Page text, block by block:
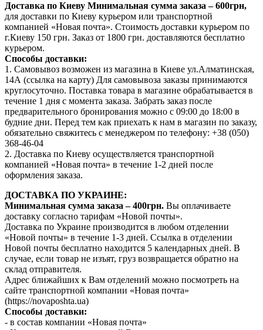
Доставка по Киеву Минимальная сумма заказа – 600грн,
для доставки по Киеву курьером или транспортной
компанией «Новая почта». Стоимость доставки курьером по
г.Киеву 150 грн. Заказ от 1800 грн. доставляются бесплатно
курьером.
Способы доставки:
1. Самовывоз возможен из магазина в Киеве ул.Алматинская,
14А (ссылка на карту) Для самовывоза заказы принимаются
круглосуточно. Поставка товара в магазине обрабатывается в
течение 1 дня с момента заказа. Забрать заказ после
предварительного бронирования можно с 09:00 до 18:00 в
будние дни. Перед тем как приехать к нам в магазин по заказу,
обязательно свяжитесь с менеджером по телефону: +38 (050)
368-46-04
2. Доставка по Киеву осуществляется транспортной
компанией «Новая почта» в течение 1-2 дней после
оформления заказа.
ДОСТАВКА ПО УКРАИНЕ:
Минимальная сумма заказа – 400грн. Вы оплачиваете
доставку согласно тарифам «Новой почты».
Доставка по Украине производится в любом отделении
«Новой почты» в течение 1-3 дней. Ссылка в отделении
Новой почты бесплатно находится 5 календарных дней. В
случае, если товар не изъят, груз возвращается обратно на
склад отправителя.
Адрес ближайших к Вам отделений можно посмотреть на
сайте транспортной компании «Новая почта»
(https://novaposhta.ua)
Способы доставки:
- в состав компании «Новая почта»